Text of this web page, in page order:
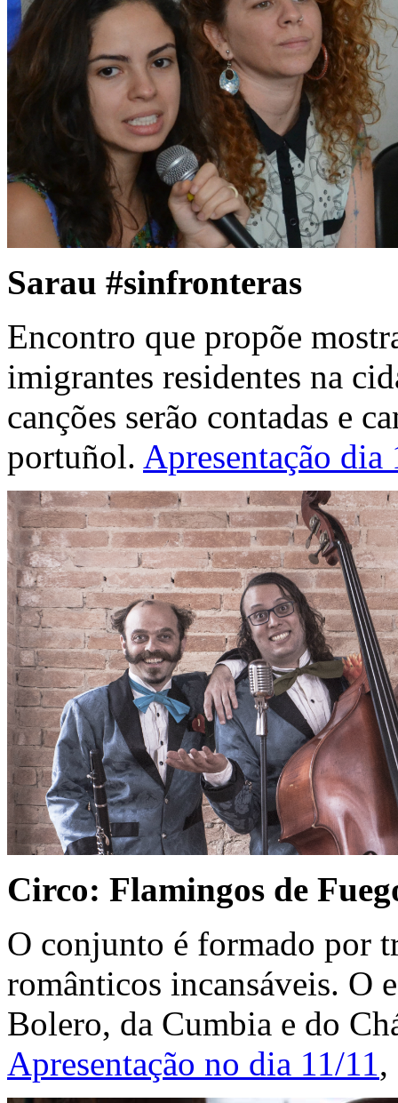
Sarau #sinfronteras
Encontro que propõe
imigrantes residentes na
canções serão contadas e
portuñol. Apresentação dia
Circo: Flamingos de
O conjunto é formado por
românticos incansáveis. O
Bolero, da Cumbia e do
Apresentação no dia 11/11,